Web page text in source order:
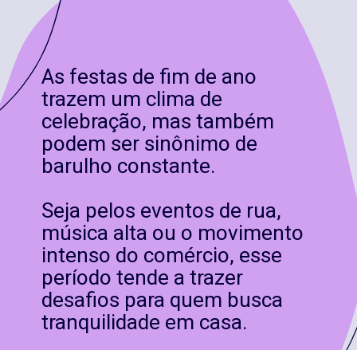
As festas de fim de ano
trazem um clima de
celebração, mas também
podem ser sinônimo de
barulho constante.
Seja pelos eventos de rua,
música alta ou o movimento
intenso do comércio, esse
período tende a trazer
desafios para quem busca
tranquilidade em casa.